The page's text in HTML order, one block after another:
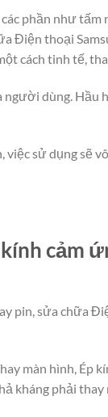
phần như tấm
Điện thoại
cách tinh tế,
dùng. Hầu
sử dụng sẽ
cảm
pin, sửa chữa
màn hình, Ép
kháng phải